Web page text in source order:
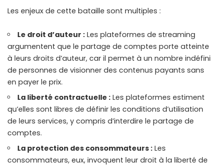
Les enjeux de cette bataille sont multiples :
Le droit d’auteur : Les plateformes de streaming
argumentent que le partage de comptes porte atteinte
à leurs droits d’auteur, car il permet à un nombre indéfini
de personnes de visionner des contenus payants sans
en payer le prix.
La liberté contractuelle : Les plateformes estiment
qu’elles sont libres de définir les conditions d’utilisation
de leurs services, y compris d’interdire le partage de
comptes.
La protection des consommateurs : Les
consommateurs, eux, invoquent leur droit à la liberté de